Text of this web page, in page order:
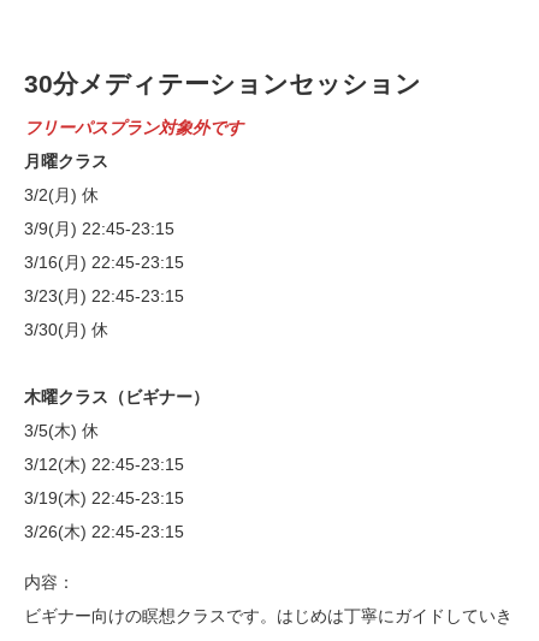
30分メディテーションセッション
フリーパスプラン対象外です
月曜クラス
3/2(月) 休
3/9(月) 22:45-23:15
3/16(月) 22:45-23:15
3/23(月) 22:45-23:15
3/30(月) 休
木曜クラス（ビギナー）
3/5(木) 休
3/12(木) 22:45-23:15
3/19(木) 22:45-23:15
3/26(木) 22:45-23:15
内容：
ビギナー向けの瞑想クラスです。はじめは丁寧にガイドしていき